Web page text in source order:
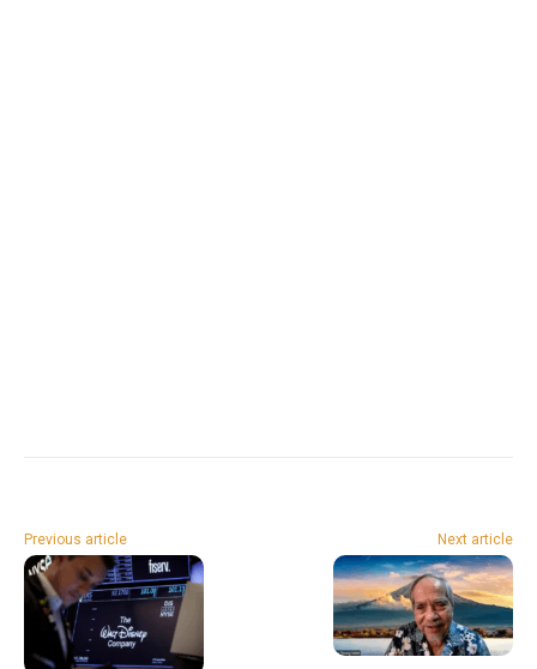
Previous article Next article